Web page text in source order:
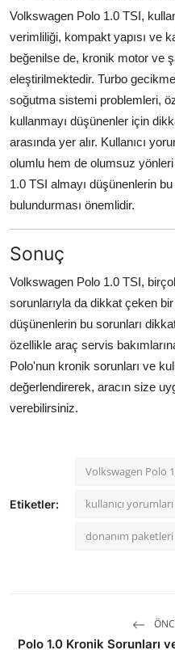
Volkswagen Polo 1.0 TSI,
verimliliği, kompakt yapısı ve
beğenilse de, kronik motor ve
eleştirilmektedir. Turbo
soğutma sistemi problemleri,
kullanmayı düşünenler için
arasında yer alır. Kullanıcı
olumlu hem de olumsuz
1.0 TSI almayı düşünenlerin
bulundurması önemlidir.
Sonuç
Volkswagen Polo 1.0 TSI,
sorunlarıyla da dikkat çeken
düşünenlerin bu sorunları
özellikle araç servis
Polo'nun kronik sorunları ve
değerlendirerek, aracın size
verebilirsiniz.
Etiketler:
Volkswagen Polo
kullanıcı yorumları
donanım paketleri
Polo 1.0 Kronik Sorunları